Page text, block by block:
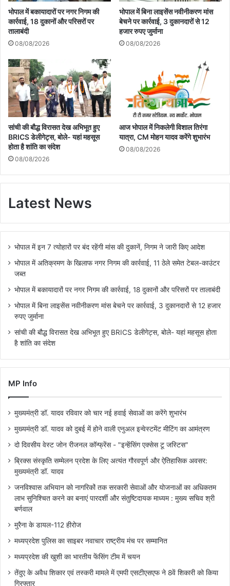
भोपाल में बकायादारों पर नगर निगम की
कार्रवाई, 18 दुकानों और परिसरों पर
तालाबंदी
08/08/2026
भोपाल में बिना लाइसेंस नवीनीकरण मांस
बेचने पर कार्रवाई, 3 दुकानदारों से 12
हजार रुपए जुर्माना
08/08/2026
सांची की बौद्ध विरासत देख अभिभूत हुए
BRICS डेलीगेट्स, बोले- यहां महसूस
होता है शांति का संदेश
08/08/2026
आज भोपाल में निकलेगी विशाल तिरंगा
यात्रा, CM मोहन यादव करेंगे शुभारंभ
08/08/2026
Latest News
भोपाल में इन 7 त्योहारों पर बंद रहेंगी मांस की दुकानें, निगम ने जारी किए आदेश
भोपाल में अतिक्रमण के खिलाफ नगर निगम की कार्रवाई, 11 ठेले समेत टेबल-काउंटर
जब्त
भोपाल में बकायादारों पर नगर निगम की कार्रवाई, 18 दुकानों और परिसरों पर तालाबंदी
भोपाल में बिना लाइसेंस नवीनीकरण मांस बेचने पर कार्रवाई, 3 दुकानदारों से 12 हजार
रुपए जुर्माना
सांची की बौद्ध विरासत देख अभिभूत हुए BRICS डेलीगेट्स, बोले- यहां महसूस होता
है शांति का संदेश
MP Info
मुख्यमंत्री डॉ. यादव रविवार को चार नई हवाई सेवाओं का करेंगे शुभारंभ
मुख्यमंत्री डॉ. यादव को दुबई में होने वाली एनुअल इन्वेस्टमेंट मीटिंग का आमंत्रण
दो दिवसीय वेस्ट जोन रीजनल कॉन्फ्रेंस - "इन्हेंसिंग एक्सेस टू जस्टिस"
ब्रिक्स संस्कृति सम्मेलन प्रदेश के लिए अत्यंत गौरवपूर्ण और ऐतिहासिक अवसर:
मुख्यमंत्री डॉ. यादव
जनविश्वास अभियान को नागरिकों तक सरकारी सेवाओं और योजनाओं का अधिकतम
लाभ सुनिश्चित करने का बनाएं पारदर्शी और संतुष्टिदायक माध्यम : मुख्य सचिव श्री
बर्णवाल
मुरैना के डायल-112 हीरोज
मध्यप्रदेश पुलिस का साइबर नवाचार राष्ट्रीय मंच पर सम्मानित
मध्यप्रदेश की खुशी का भारतीय फेंसिंग टीम में चयन
तेंदुए के अवैध शिकार एवं तस्करी मामले में एमपी एसटीएसएफ ने 8वें शिकारी को किया
गिरफ्तार